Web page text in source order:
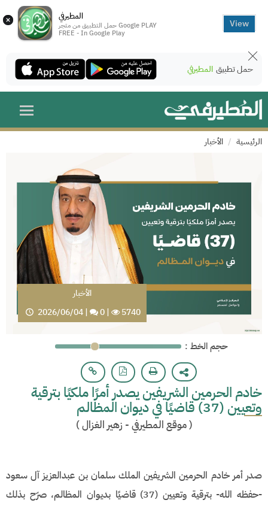
× المطيرفي
حمل التطبيق من متجر Google PLAY
FREE - In Google Play
View
حمل تطبيق المطيرفي
الرئيسية الأخبار
الأخبار
2026/06/04| 0| 5740
: حجم الخط
خادم الحرمين الشريفين يصدر أمرًا ملكيًا بترقية
وتعيين (37) قاضيًا في ديوان المظالم
(موقع المطيرفي - زهير الغزال)
صدر أمر خادم الحرمين الشريفين الملك سلمان بن عبدالعزيز آل سعود
-حفظه الله- بترقية وتعيين (37) قاضيًا بديوان المظالم، صرّح بذلك